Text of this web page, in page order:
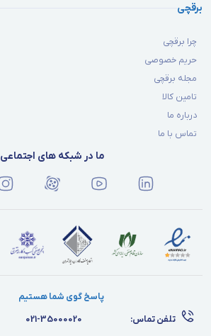
برقچی
چرا برقچی
حریم خصوصی
مجله برقچی
تامین کالا
درباره ما
تماس با ما
ما در شبکه های اجتماعی
پاسخ گوی شما هستیم
تلفن تماس:
021-35000020